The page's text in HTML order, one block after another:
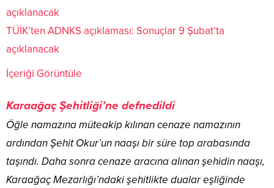
TÜİK’ten ADNKS açıklaması: Sonuçlar 9 Şubat’ta
açıklanacak
İçeriği Görüntüle
Karaağaç Şehitliği’ne defnedildi
Öğle namazına müteakip kılınan cenaze namazının
ardından Şehit Okur’un naaşı bir süre top arabasında
taşındı. Daha sonra cenaze aracına alınan şehidin naaşı,
Karaağaç Mezarlığı’ndaki şehitlikte dualar eşliğinde